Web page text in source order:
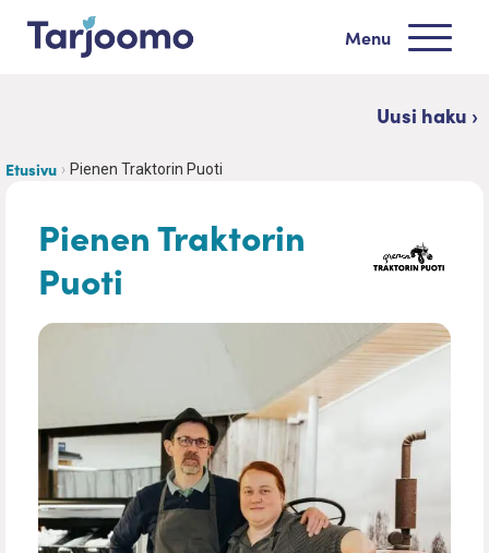
Siirry sisältöön
Menu
Uusi haku ›
Etusivu Pienen Traktorin Puoti
Pienen Traktorin
Puoti